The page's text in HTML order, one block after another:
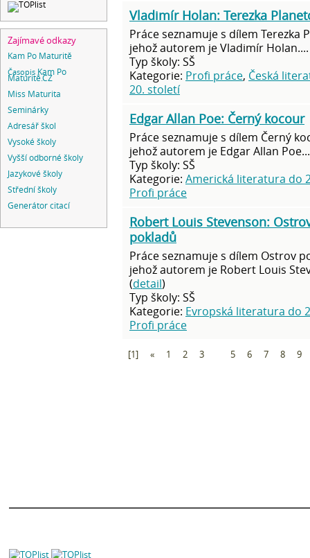
Zajímavé odkazy
Kam Po Maturitě
Časopis Kam Po
Maturitě.CZ
Miss Maturita
Seminárky
Adresář škol
Vysoké školy
Vyšší odborné školy
Jazykové školy
Střední školy
Generátor citací
Vladimír Holan: Terezka
Práce seznamuje s dílem Terezka
jehož autorem je Vladimír Holan....
Typ školy: SŠ
Kategorie: Profi práce, Česká
20. století
Edgar Allan Poe: Černý kocour
Práce seznamuje s dílem Černý
jehož autorem je Edgar Allan
Typ školy: SŠ
Kategorie: Americká literatura do
Profi práce
Robert Louis Stevenson:
pokladů
Práce seznamuje s dílem Ostrov
jehož autorem je Robert Louis
(detail)
Typ školy: SŠ
Kategorie: Evropská literatura do
Profi práce
[1] « 1 2 3 5 6 7 8 9